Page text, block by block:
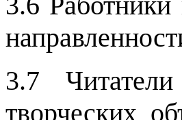
3.7
творческих